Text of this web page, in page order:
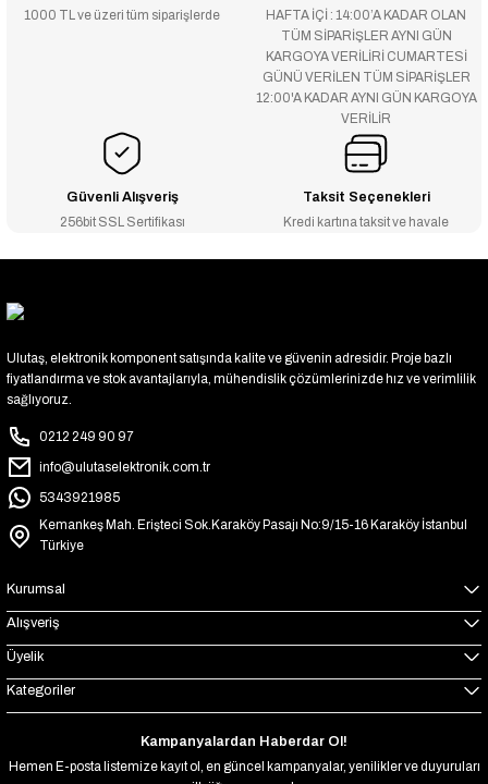
1000 TL ve üzeri tüm siparişlerde
HAFTA İÇİ : 14:00’A KADAR OLAN
TÜM SİPARİŞLER AYNI GÜN
KARGOYA VERİLİRİ CUMARTESİ
GÜNÜ VERİLEN TÜM SİPARİŞLER
12:00'A KADAR AYNI GÜN KARGOYA
VERİLİR
Güvenli Alışveriş
256bit SSL Sertifikası
Taksit Seçenekleri
Kredi kartına taksit ve havale
Ulutaş, elektronik komponent satışında kalite ve güvenin adresidir. Proje bazlı
fiyatlandırma ve stok avantajlarıyla, mühendislik çözümlerinizde hız ve verimlilik
sağlıyoruz.
0212 249 90 97
info@ulutaselektronik.com.tr
5343921985
Kemankeş Mah. Erişteci Sok.Karaköy Pasajı No:9/15-16 Karaköy İstanbul
Türkiye
Kurumsal
Alışveriş
Üyelik
Kategoriler
Kampanyalardan Haberdar Ol!
Hemen E-posta listemize kayıt ol, en güncel kampanyalar, yenilikler ve duyuruları